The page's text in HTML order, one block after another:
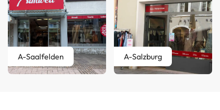
A-Saalfelden A-Salzburg